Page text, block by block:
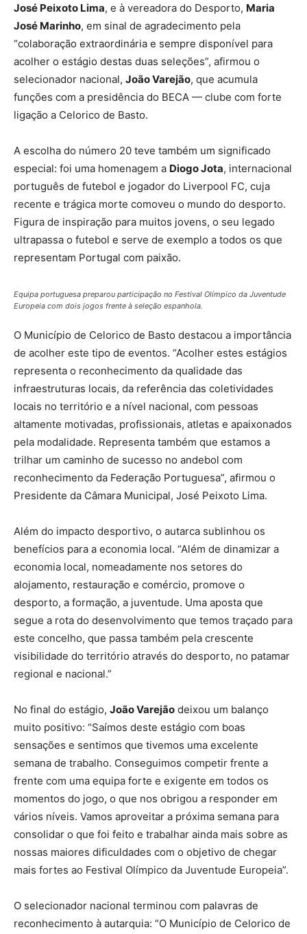
José Peixoto Lima, e à vereadora do Desporto, Maria
José Marinho, em sinal de agradecimento pela
“colaboração extraordinária e sempre disponível para
acolher o estágio destas duas seleções”, afirmou o
selecionador nacional, João Varejão, que acumula
funções com a presidência do BECA — clube com forte
ligação a Celorico de Basto.
A escolha do número 20 teve também um significado
especial: foi uma homenagem a Diogo Jota, internacional
português de futebol e jogador do Liverpool FC, cuja
recente e trágica morte comoveu o mundo do desporto.
Figura de inspiração para muitos jovens, o seu legado
ultrapassa o futebol e serve de exemplo a todos os que
representam Portugal com paixão.
Equipa portuguesa preparou participação no Festival Olímpico da Juventude
Europeia com dois jogos frente à seleção espanhola.
O Município de Celorico de Basto destacou a importância
de acolher este tipo de eventos. “Acolher estes estágios
representa o reconhecimento da qualidade das
infraestruturas locais, da referência das coletividades
locais no território e a nível nacional, com pessoas
altamente motivadas, profissionais, atletas e apaixonados
pela modalidade. Representa também que estamos a
trilhar um caminho de sucesso no andebol com
reconhecimento da Federação Portuguesa”, afirmou o
Presidente da Câmara Municipal, José Peixoto Lima.
Além do impacto desportivo, o autarca sublinhou os
benefícios para a economia local. “Além de dinamizar a
economia local, nomeadamente nos setores do
alojamento, restauração e comércio, promove o
desporto, a formação, a juventude. Uma aposta que
segue a rota do desenvolvimento que temos traçado para
este concelho, que passa também pela crescente
visibilidade do território através do desporto, no patamar
regional e nacional.”
No final do estágio, João Varejão deixou um balanço
muito positivo: “Saímos deste estágio com boas
sensações e sentimos que tivemos uma excelente
semana de trabalho. Conseguimos competir frente a
frente com uma equipa forte e exigente em todos os
momentos do jogo, o que nos obrigou a responder em
vários níveis. Vamos aproveitar a próxima semana para
consolidar o que foi feito e trabalhar ainda mais sobre as
nossas maiores dificuldades com o objetivo de chegar
mais fortes ao Festival Olímpico da Juventude Europeia”.
O selecionador nacional terminou com palavras de
reconhecimento à autarquia: “O Município de Celorico de